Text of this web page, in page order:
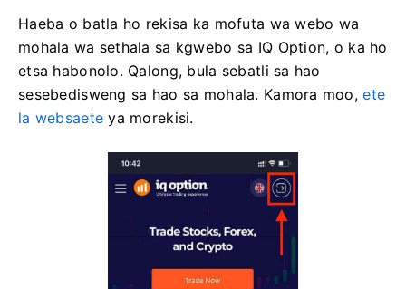
Haeba o batla ho rekisa ka mofuta wa webo wa
mohala wa sethala sa kgwebo sa IQ Option, o ka ho
etsa habonolo. Qalong, bula sebatli sa hao
sesebedisweng sa hao sa mohala. Kamora moo,ete
la websaete ya morekisi.